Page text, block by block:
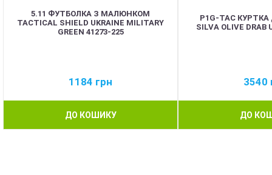
5.11 ФУТБОЛКА З МАЛЮНКОМ
TACTICAL SHIELD UKRAINE MILITARY
GREEN 41273-225
1184 грн
ДО КОШИКУ
P1G-TAC
SILVA OLIVE DRAB
3540
ДО